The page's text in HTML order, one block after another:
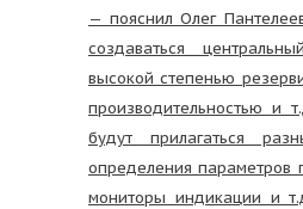
— пояснил Олег
создаваться
высокой степенью
производительностью и
будут прилагаться
определения параметров
мониторы индикации и